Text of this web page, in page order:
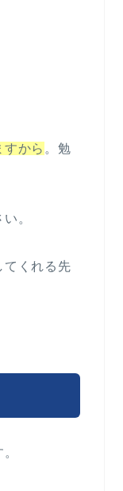
から 。勉
。
てくれる先